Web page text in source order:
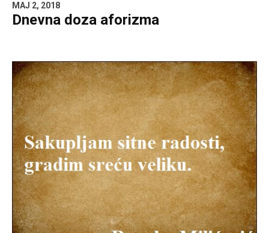
MAJ 2, 2018
Dnevna doza aforizma